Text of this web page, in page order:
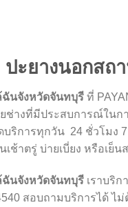
ปะยางนอกสถ
ฉันจังหวัดจันทบุรี ที่
ช่างที่มีประสบการณ์ใน
ดบริการทุกวัน 24 ชั่วโม
ช้าตรู่ บ่ายเบี่ยง หรือเย็
ฉันจังหวัดจันทบุรี เราบริ
สอบถามบริการได้ ไ